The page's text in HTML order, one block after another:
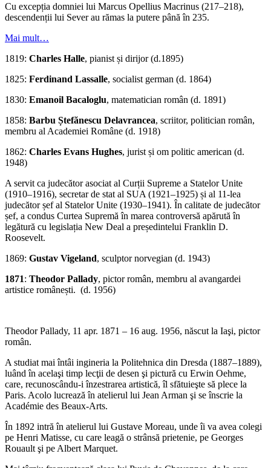
Cu excepția domniei lui Marcus Opellius Macrinus (217–218),
descendenții lui Sever au rămas la putere până în 235.
Mai mult…
1819: Charles Halle, pianist și dirijor (d.1895)
1825: Ferdinand Lassalle, socialist german (d. 1864)
1830: Emanoil Bacaloglu, matematician român (d. 1891)
1858: Barbu Ștefănescu Delavrancea, scriitor, politician român,
membru al Academiei Române (d. 1918)
1862: Charles Evans Hughes, jurist și om politic american (d.
1948)
A servit ca judecător asociat al Curții Supreme a Statelor Unite
(1910–1916), secretar de stat al SUA (1921–1925) și al 11-lea
judecător șef al Statelor Unite (1930–1941). În calitate de judecător
șef, a condus Curtea Supremă în marea controversă apărută în
legătură cu legislația New Deal a președintelui Franklin D.
Roosevelt.
1869: Gustav Vigeland, sculptor norvegian (d. 1943)
1871: Theodor Pallady, pictor român, membru al avangardei
artistice românești. (d. 1956)
Theodor Pallady, 11 apr. 1871 – 16 aug. 1956, născut la Iaşi, pictor
român.
A studiat mai întâi ingineria la Politehnica din Dresda (1887–1889),
luând în acelaşi timp lecţii de desen şi pictură cu Erwin Oehme,
care, recunoscându-i înzestrarea artistică, îl sfătuieşte să plece la
Paris. Acolo lucrează în atelierul lui Jean Arman şi se înscrie la
Académie des Beaux-Arts.
În 1892 intră în atelierul lui Gustave Moreau, unde îi va avea colegi
pe Henri Matisse, cu care leagă o strânsă prietenie, pe Georges
Rouault şi pe Albert Marquet.